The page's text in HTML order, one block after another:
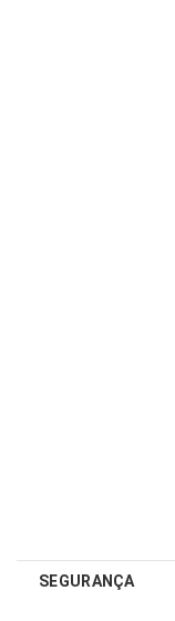
SEGURANÇA